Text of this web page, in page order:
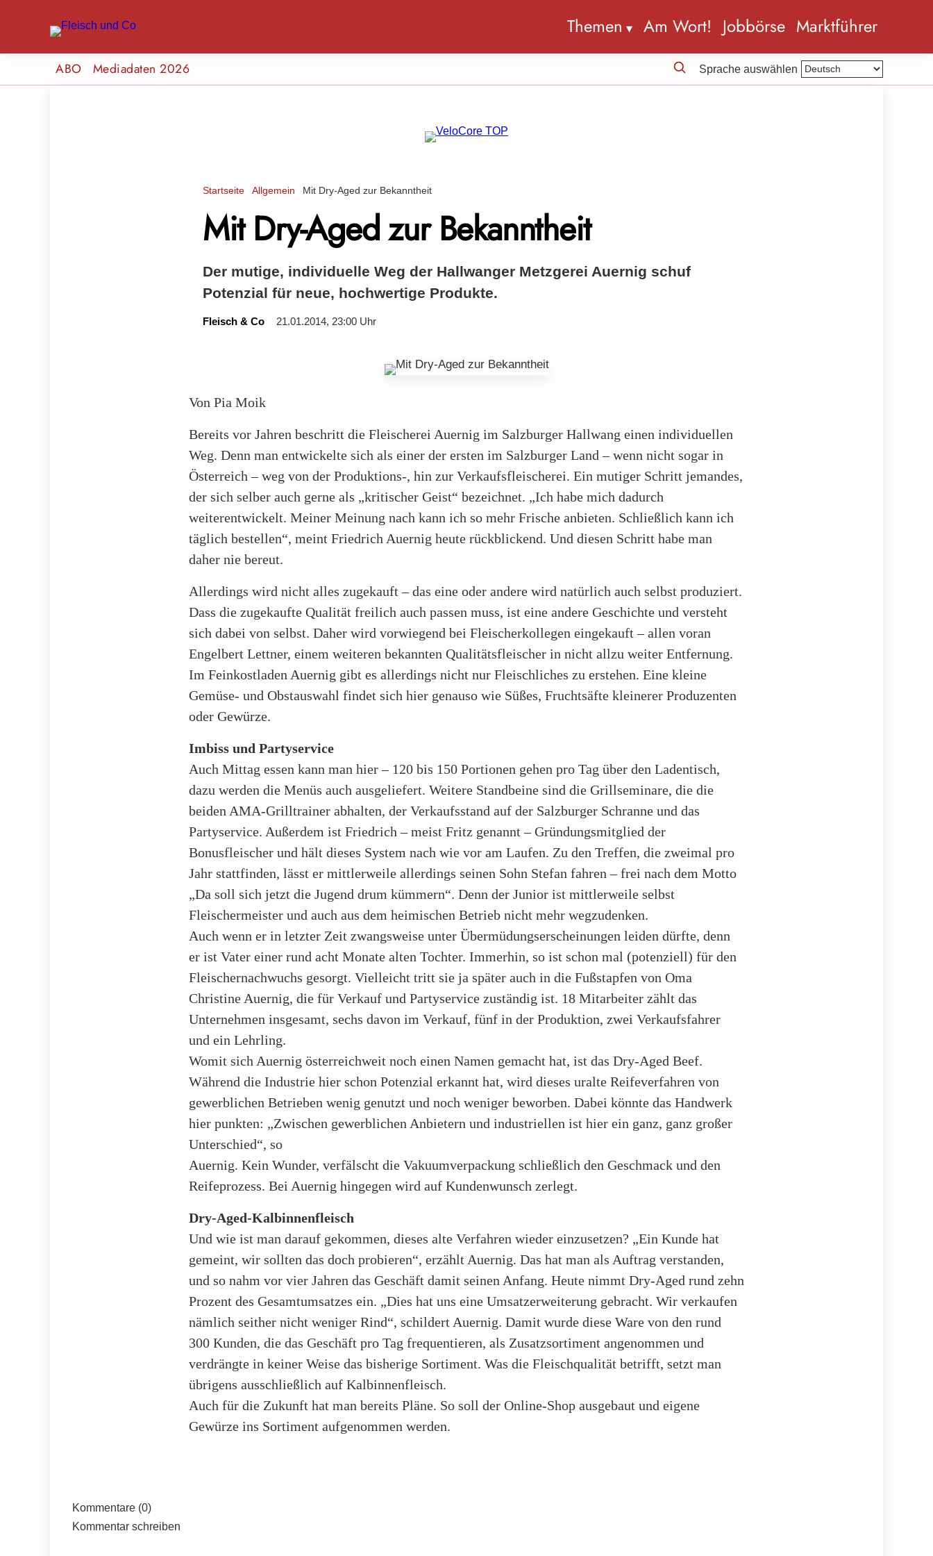
Themen Am Wort! Jobbörse Marktführer
ABO Mediadaten 2026 Sprache auswählen
Startseite Allgemein Mit Dry-Aged zur Bekanntheit
Mit Dry-Aged zur Bekanntheit
Der mutige, individuelle Weg der Hallwanger Metzgerei Auernig schuf
Potenzial für neue, hochwertige Produkte.
Fleisch & Co 21.01.2014, 23:00 Uhr
Von Pia Moik
Bereits vor Jahren beschritt die Fleischerei Auernig im Salzburger Hallwang einen individuellen
Weg. Denn man entwickelte sich als einer der ersten im Salzburger Land – wenn nicht sogar in
Österreich – weg von der Produktions-, hin zur Verkaufsfleischerei. Ein mutiger Schritt jemandes,
der sich selber auch gerne als „kritischer Geist“ bezeichnet. „Ich habe mich dadurch
weiterentwickelt. Meiner Meinung nach kann ich so mehr Frische anbieten. Schließlich kann ich
täglich bestellen“, meint Friedrich Auernig heute rückblickend. Und diesen Schritt habe man
daher nie bereut.
Allerdings wird nicht alles zugekauft – das eine oder andere wird natürlich auch selbst produziert.
Dass die zugekaufte Qualität freilich auch passen muss, ist eine andere Geschichte und versteht
sich dabei von selbst. Daher wird vorwiegend bei Fleischerkollegen eingekauft – allen voran
Engelbert Lettner, einem weiteren bekannten Qualitätsfleischer in nicht allzu weiter Entfernung.
Im Feinkostladen Auernig gibt es allerdings nicht nur Fleischliches zu erstehen. Eine kleine
Gemüse- und Obstauswahl findet sich hier genauso wie Süßes, Fruchtsäfte kleinerer Produzenten
oder Gewürze.
Imbiss und Partyservice
Auch Mittag essen kann man hier – 120 bis 150 Portionen gehen pro Tag über den Ladentisch,
dazu werden die Menüs auch ausgeliefert. Weitere Standbeine sind die Grillseminare, die die
beiden AMA-Grilltrainer abhalten, der Verkaufsstand auf der Salzburger Schranne und das
Partyservice. Außerdem ist Friedrich – meist Fritz genannt – Gründungsmitglied der
Bonusfleischer und hält dieses System nach wie vor am Laufen. Zu den Treffen, die zweimal pro
Jahr stattfinden, lässt er mittlerweile allerdings seinen Sohn Stefan fahren – frei nach dem Motto
„Da soll sich jetzt die Jugend drum kümmern“. Denn der Junior ist mittlerweile selbst
Fleischermeister und auch aus dem heimischen Betrieb nicht mehr wegzudenken.
Auch wenn er in letzter Zeit zwangsweise unter Übermüdungserscheinungen leiden dürfte, denn
er ist Vater einer rund acht Monate alten Tochter. Immerhin, so ist schon mal (potenziell) für den
Fleischernachwuchs gesorgt. Vielleicht tritt sie ja später auch in die Fußstapfen von Oma
Christine Auernig, die für Verkauf und Partyservice zuständig ist. 18 Mitarbeiter zählt das
Unternehmen insgesamt, sechs davon im Verkauf, fünf in der Produktion, zwei Verkaufsfahrer
und ein Lehrling.
Womit sich Auernig österreichweit noch einen Namen gemacht hat, ist das Dry-Aged Beef.
Während die Industrie hier schon Potenzial erkannt hat, wird dieses uralte Reifeverfahren von
gewerblichen Betrieben wenig genutzt und noch weniger beworben. Dabei könnte das Handwerk
hier punkten: „Zwischen gewerblichen Anbietern und industriellen ist hier ein ganz, ganz großer
Unterschied“, so
Auernig. Kein Wunder, verfälscht die Vakuumverpackung schließlich den Geschmack und den
Reifeprozess. Bei Auernig hingegen wird auf Kundenwunsch zerlegt.
Dry-Aged-Kalbinnenfleisch
Und wie ist man darauf gekommen, dieses alte Verfahren wieder einzusetzen? „Ein Kunde hat
gemeint, wir sollten das doch probieren“, erzählt Auernig. Das hat man als Auftrag verstanden,
und so nahm vor vier Jahren das Geschäft damit seinen Anfang. Heute nimmt Dry-Aged rund zehn
Prozent des Gesamtumsatzes ein. „Dies hat uns eine Umsatzerweiterung gebracht. Wir verkaufen
nämlich seither nicht weniger Rind“, schildert Auernig. Damit wurde diese Ware von den rund
300 Kunden, die das Geschäft pro Tag frequentieren, als Zusatzsortiment angenommen und
verdrängte in keiner Weise das bisherige Sortiment. Was die Fleischqualität betrifft, setzt man
übrigens ausschließlich auf Kalbinnenfleisch.
Auch für die Zukunft hat man bereits Pläne. So soll der Online-Shop ausgebaut und eigene
Gewürze ins Sortiment aufgenommen werden.
Kommentare (0)
Kommentar schreiben